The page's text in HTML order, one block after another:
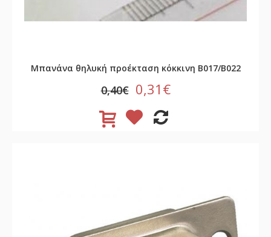
Μπανάνα θηλυκή προέκταση κόκκινη B017/B022
0,40€ 0,31€